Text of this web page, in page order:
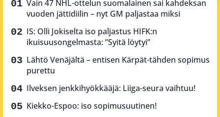
Vain 47 NHL-ottelun suomalainen sai kahdeksan
vuoden jättidiilin – nyt GM paljastaa miksi
IS: Olli Jokiselta iso paljastus HIFK:n
ikuisuusongelmasta: ”Syitä löytyi”
Lähtö Venäjältä – entisen Kärpät-tähden sopimus
purettu
Ilveksen jenkkihyökkääjä: Liiga-seura vaihtuu!
Kiekko-Espoo: iso sopimusuutinen!